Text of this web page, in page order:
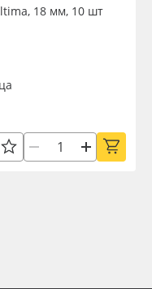
18 мм, 10 шт